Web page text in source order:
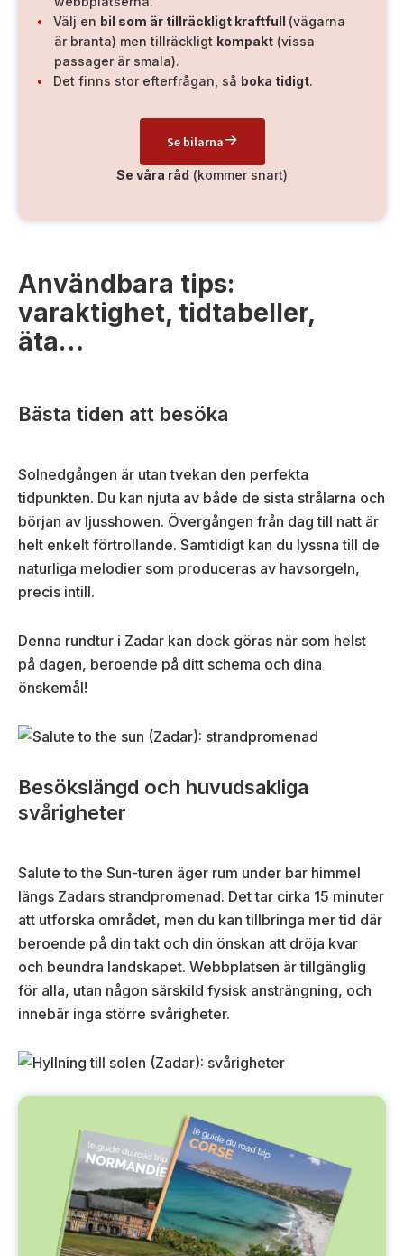
Välj en bil som är tillräckligt kraftfull (vägarna
är branta) men tillräckligt kompakt (vissa
passager är smala).
Det finns stor efterfrågan, så boka tidigt.
Se bilarna
Se våra råd (kommer snart)
Användbara tips:
varaktighet, tidtabeller,
äta…
Bästa tiden att besöka
Solnedgången är utan tvekan den perfekta
tidpunkten. Du kan njuta av både de sista strålarna och
början av ljusshowen. Övergången från dag till natt är
helt enkelt förtrollande. Samtidigt kan du lyssna till de
naturliga melodier som produceras av havsorgeln,
precis intill.
Denna rundtur i Zadar kan dock göras när som helst
på dagen, beroende på ditt schema och dina
önskemål!
Besökslängd och huvudsakliga
svårigheter
Salute to the Sun-turen äger rum under bar himmel
längs Zadars strandpromenad. Det tar cirka 15 minuter
att utforska området, men du kan tillbringa mer tid där
beroende på din takt och din önskan att dröja kvar
och beundra landskapet. Webbplatsen är tillgänglig
för alla, utan någon särskild fysisk ansträngning, och
innebär inga större svårigheter.